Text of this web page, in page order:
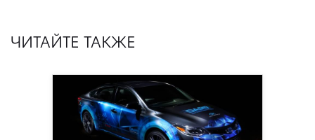
ЧИТАЙТЕ ТАКЖЕ